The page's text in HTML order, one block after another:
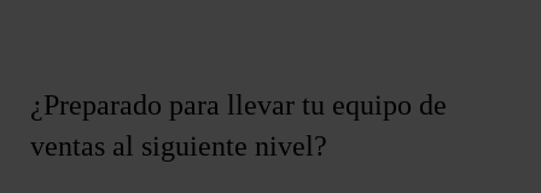
¿Preparado para llevar tu equipo de
ventas al siguiente nivel?